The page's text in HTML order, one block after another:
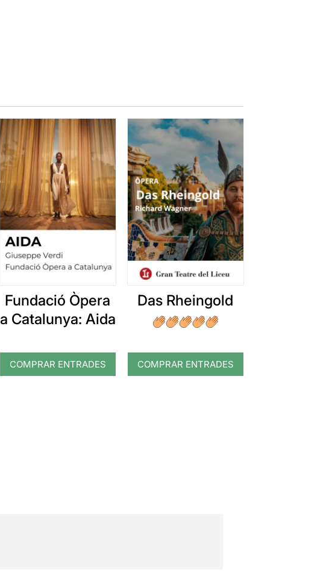
Fundació Òpera
a Catalunya: Aida
COMPRAR ENTRADES
Das Rheingold
COMPRAR ENTRADES